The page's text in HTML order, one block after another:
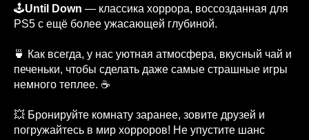
🕹️Until Down — классика хоррора, воссозданная для
PS5 с ещё более ужасающей глубиной.
🍵 Как всегда, у нас уютная атмосфера, вкусный чай и
печеньки, чтобы сделать даже самые страшные игры
немного теплее. ☕
💥 Бронируйте комнату заранее, зовите друзей и
погружайтесь в мир хорроров! Не упустите шанс